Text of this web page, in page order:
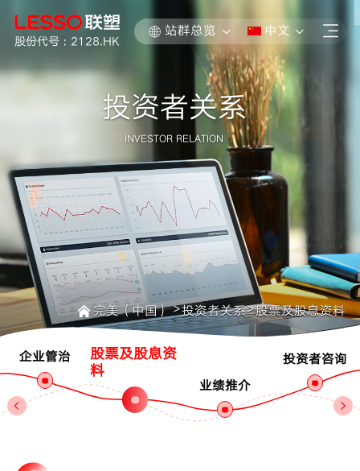
股份代号 : 2128.HK
站群总览 中文
投资者关系
INVESTOR RELATION
完美（中国）>投资者关系>股票及股息资料
企业管治
股票及股息资
料
业绩推介
投资者咨询